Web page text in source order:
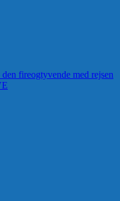
fireogtyvende med rejsen